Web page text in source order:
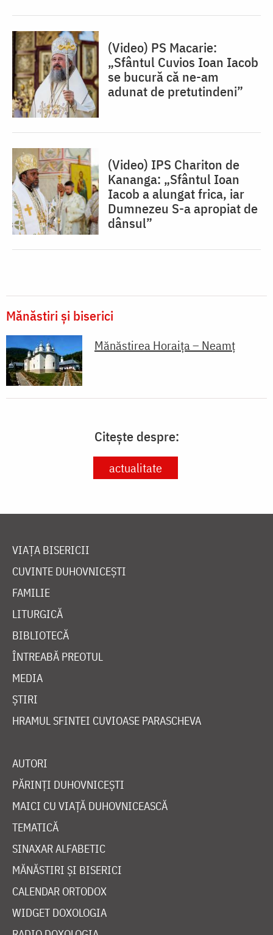
(Video) PS Macarie:
„Sfântul Cuvios Ioan Iacob
se bucură că ne-am
adunat de pretutindeni”
(Video) IPS Chariton de
Kananga: „Sfântul Ioan
Iacob a alungat frica, iar
Dumnezeu S-a apropiat de
dânsul”
Mănăstiri și biserici
Mănăstirea Horaița – Neamț
Citește despre:
actualitate
VIAȚA BISERICII
CUVINTE DUHOVNICEȘTI
FAMILIE
LITURGICĂ
BIBLIOTECĂ
ÎNTREABĂ PREOTUL
MEDIA
ȘTIRI
HRAMUL SFINTEI CUVIOASE PARASCHEVA
AUTORI
PĂRINȚI DUHOVNICEȘTI
MAICI CU VIAȚĂ DUHOVNICEASCĂ
TEMATICĂ
SINAXAR ALFABETIC
MĂNĂSTIRI ȘI BISERICI
CALENDAR ORTODOX
WIDGET DOXOLOGIA